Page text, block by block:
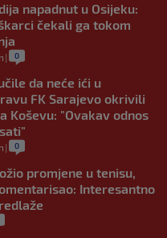
napadnut u Osijeku:
čekali ga tokom
| 0
da neće ići u
FK Sarajevo okrivili
Koševu: "Ovakav odnos
| 0
promjene u tenisu,
Interesantno